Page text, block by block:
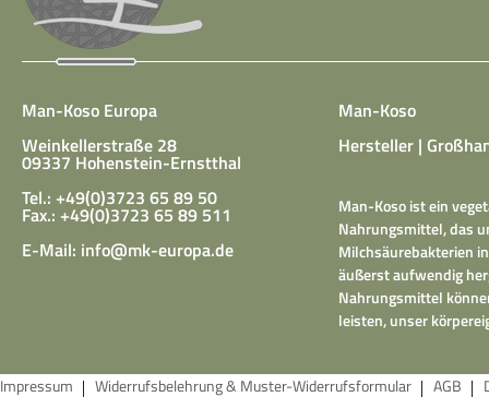
Man-Koso Europa
Weinkellerstraße 28
09337 Hohenstein-Ernstthal
Tel.: +49(0)3723 65 89 50
Fax.: +49(0)3723 65 89 511
E-Mail: info@mk-europa.de
Man-Koso
Hersteller |
Man-Koso ist ein
Nahrungsmittel, das
Milchsäurebakterien
äußerst aufwendig
Nahrungsmittel
leisten, unser
Impressum Widerrufsbelehrung & Muster-Widerrufsformular AGB